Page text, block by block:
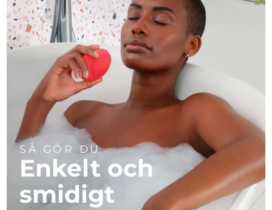
SÅ GÖR DU
Enkelt och
smidigt